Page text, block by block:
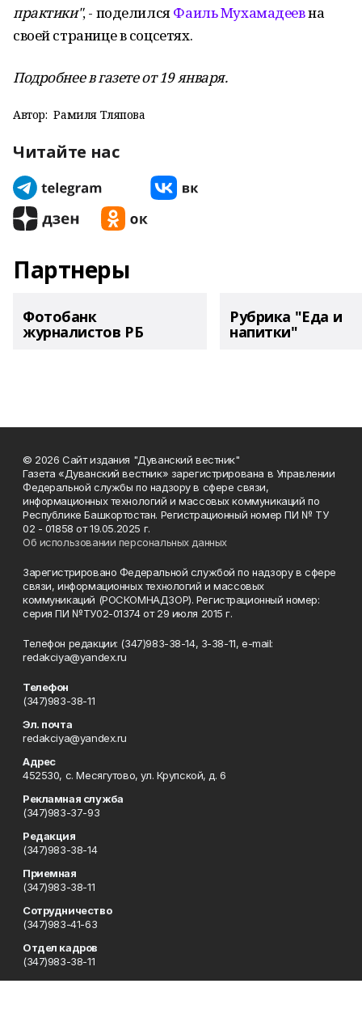
практики", - поделилсяФаиль Мухамадеевна
своей странице в соцсетях.
Подробнее в газете от 19 января.
Автор: Рамиля Тляпова
Читайте нас
Партнеры
Фотобанк
журналистов РБ
Рубрика "Еда и
напитки"
© 2026 Сайт издания "Дуванский вестник"
Газета «Дуванский вестник» зарегистрирована в Управлении
Федеральной службы по надзору в сфере связи,
информационных технологий и массовых коммуникаций по
Республике Башкортостан. Регистрационный номер ПИ № ТУ
02 - 01858 от 19.05.2025 г.
Об использовании персональных данных
Зарегистрировано Федеральной службой по надзору в сфере
связи, информационных технологий и массовых
коммуникаций (РОСКОМНАДЗОР). Регистрационный номер:
серия ПИ №ТУ02-01374 от 29 июля 2015 г.
Телефон редакции: (347)983-38-14, 3-38-11, e-mail:
redakciya@yandex.ru
Телефон
(347)983-38-11
Эл. почта
redakciya@yandex.ru
Адрес
452530, с. Месягутово, ул. Крупской, д. 6
Рекламная служба
(347)983-37-93
Редакция
(347)983-38-14
Приемная
(347)983-38-11
Сотрудничество
(347)983-41-63
Отдел кадров
(347)983-38-11